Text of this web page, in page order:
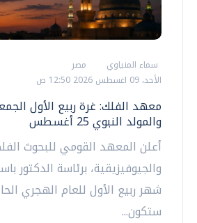
سماء المنياوي
مصر
الأحد، 09 اغسطس 2026 12:50 ص
معهد الفلك: غرة ربيع الأول
والمولد النبوي 25 أغسطس
أعلن المعهد القومي للبحوث
والجيوفيزيقية، برئاسة الدكتور
ستكون...